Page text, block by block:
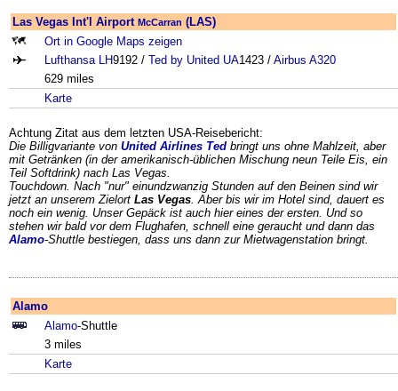
Las Vegas Int'l Airport McCarran (LAS)
Ort in Google Maps zeigen
Lufthansa LH9192 / Ted by United UA1423 / Airbus A320
629 miles
Karte
Achtung Zitat aus dem letzten USA-Reisebericht:
Die Billigvariante von United Airlines Ted bringt uns ohne Mahlzeit, aber
mit Getränken (in der amerikanisch-üblichen Mischung neun Teile Eis, ein
Teil Softdrink) nach Las Vegas.
Touchdown. Nach "nur" einundzwanzig Stunden auf den Beinen sind wir
jetzt an unserem Zielort Las Vegas. Aber bis wir im Hotel sind, dauert es
noch ein wenig. Unser Gepäck ist auch hier eines der ersten. Und so
stehen wir bald vor dem Flughafen, schnell eine geraucht und dann das
Alamo-Shuttle bestiegen, dass uns dann zur Mietwagenstation bringt.
Alamo
Alamo-Shuttle
3 miles
Karte